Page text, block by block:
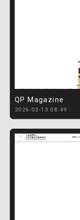
QP Magazine
2026-03-13 08:49